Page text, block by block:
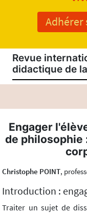
Adhérer
Revue
didactique de
Engager
de philosophie
Christophe POINT,
Introduction :
Traiter un sujet de